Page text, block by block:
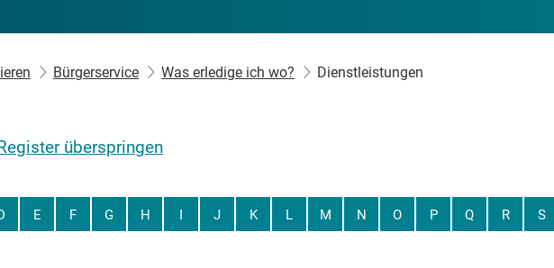
Bürgerservice Was erledige ich wo? Dienstleistungen
überspringen
E F G H I J K L M N O P Q R S